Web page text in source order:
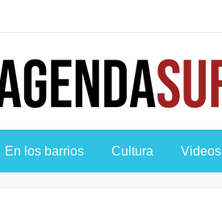
Sur
En los barrios Cultura Videos